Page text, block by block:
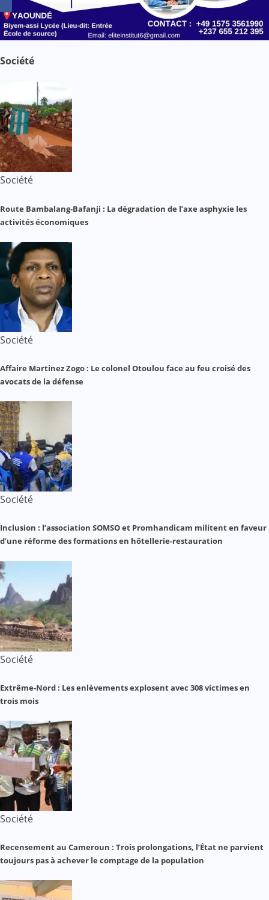
Société
Société
Route Bambalang-Bafanji : La dégradation de l’axe asphyxie les
activités économiques
Société
Affaire Martinez Zogo : Le colonel Otoulou face au feu croisé des
avocats de la défense
Société
Inclusion : l’association SOMSO et Promhandicam militent en faveur
d’une réforme des formations en hôtellerie-restauration
Société
Extrême-Nord : Les enlèvements explosent avec 308 victimes en
trois mois
Société
Recensement au Cameroun : Trois prolongations, l’État ne parvient
toujours pas à achever le comptage de la population